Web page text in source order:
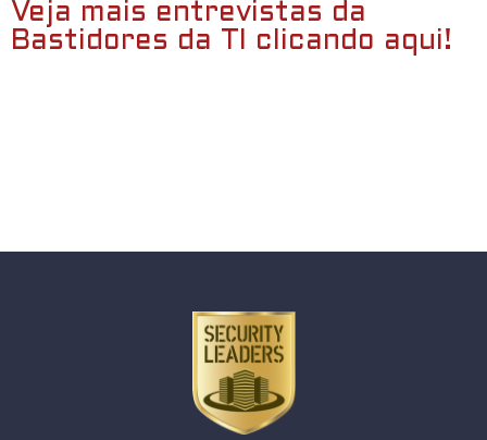
Veja mais entrevistas da
Bastidores da TI clicando aqui!